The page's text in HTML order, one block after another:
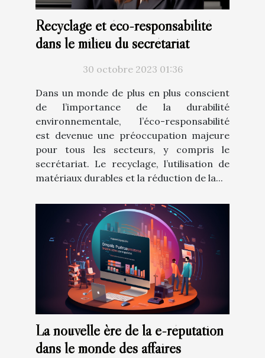
Recyclage et éco-responsabilité
dans le milieu du secrétariat
30 octobre 2023 01:36
Dans un monde de plus en plus conscient
de l’importance de la durabilité
environnementale, l’éco-responsabilité
est devenue une préoccupation majeure
pour tous les secteurs, y compris le
secrétariat. Le recyclage, l’utilisation de
matériaux durables et la réduction de la...
La nouvelle ère de la e-réputation
dans le monde des affaires